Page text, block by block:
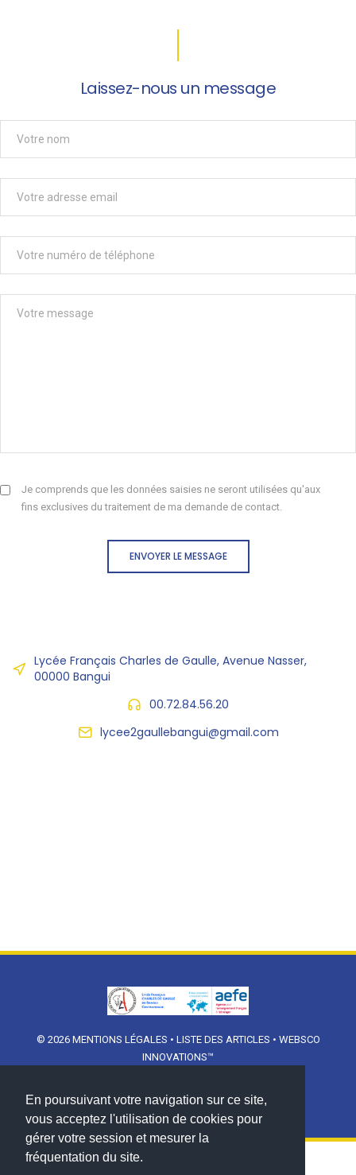
En poursuivant votre navigation sur ce site,
vous acceptez l'utilisation de cookies pour
gérer votre session et mesurer la
fréquentation du site.
Laissez-nous un message
Je comprends que les données saisies ne seront utilisées qu'aux
fins exclusives du traitement de ma demande de contact.
ENVOYER LE MESSAGE
Lycée Français Charles de Gaulle, Avenue Nasser,
00000 Bangui
00.72.84.56.20
lycee2gaullebangui@gmail.com
© 2026 MENTIONS LÉGALES • LISTE DES ARTICLES • WEBSCO
INNOVATIONS™